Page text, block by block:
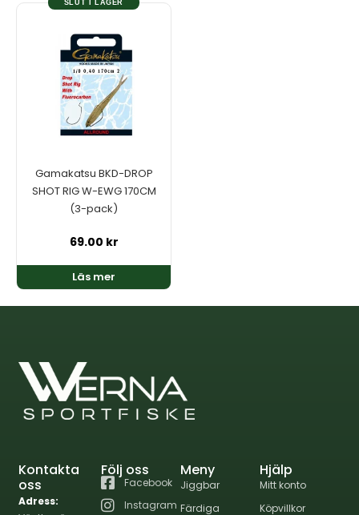
SLUT I LAGER
Gamakatsu BKD-DROP
SHOT RIG W-EWG 170CM
(3-pack)
69.00 kr
Läs mer
Kontakta
oss
Adress:
Följ oss
Facebook
Instagram
Meny
Jiggbar
Färdiga
Hjälp
Mitt konto
Köpvillkor